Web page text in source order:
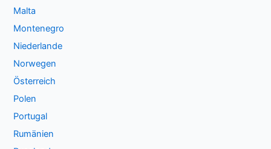
Malta
Montenegro
Niederlande
Norwegen
Österreich
Polen
Portugal
Rumänien